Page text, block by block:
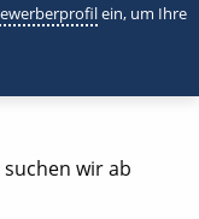
ein, um Ihre
wir ab